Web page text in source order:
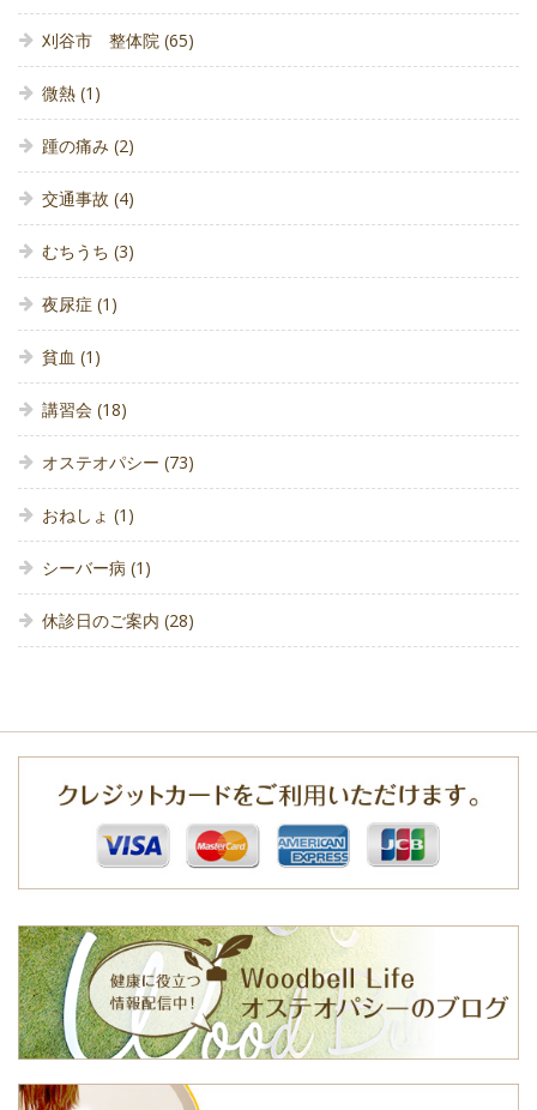
刈谷市 整体院 (65)
微熱 (1)
踵の痛み (2)
交通事故 (4)
むちうち (3)
夜尿症 (1)
貧血 (1)
講習会 (18)
オステオパシー (73)
おねしょ (1)
シーバー病 (1)
休診日のご案内 (28)